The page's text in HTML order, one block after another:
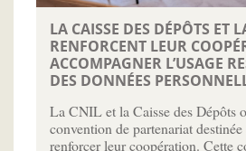
LA CAISSE DES DÉPÔTS ET
RENFORCENT LEUR
ACCOMPAGNER L’USAGE
DES DONNÉES
La CNIL et la Caisse des Dépôts
convention de partenariat
renforcer leur coopération. Cette